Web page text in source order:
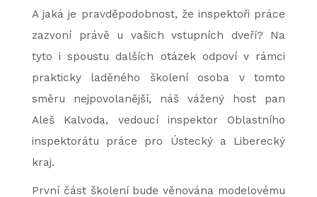
A jaká je pravděpodobnost, že inspektoři práce
zazvoní právě u vašich vstupních dveří? Na
tyto i spoustu dalších otázek odpoví v rámci
prakticky laděného školení osoba v tomto
směru nejpovolanější, náš vážený host pan
Aleš Kalvoda, vedoucí inspektor Oblastního
inspektorátu práce pro Ústecký a Liberecký
kraj.
První část školení bude věnována modelovému